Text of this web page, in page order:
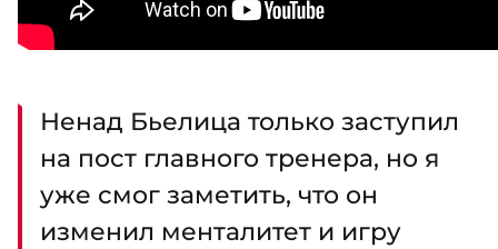
Ненад Бьелица только заступил
на пост главного тренера, но я
уже смог заметить, что он
изменил менталитет и игру